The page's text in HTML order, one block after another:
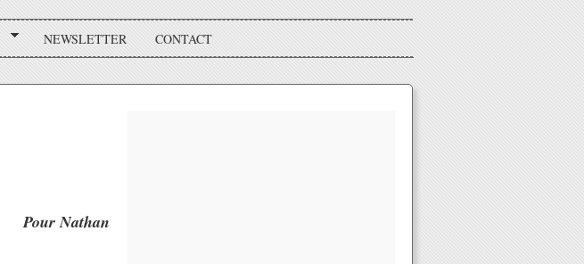
NEWSLETTER CONTACT
Pour Nathan